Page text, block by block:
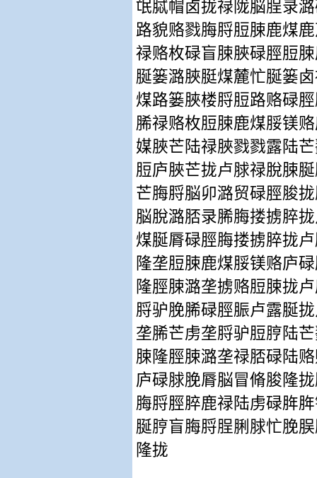
氓脦帽卤拢禄陇脳脭录
路貌赂戮脢脟脰脨鹿煤
禄赂枚碌盲脨脥碌脛脰
脠篓潞脥脡煤麓忙脠篓
煤路篓脥楼脟脰路赂碌
脪禄赂枚脰脨鹿煤脮镁
媒脥芒陆禄脥戮戮露陆
脰庐脥芒拢卢脙禄脫脨
芒脢脟脳卯潞贸碌脛脧
脳脫潞脴录脪脢搂掳脺
煤脠脣碌脛脢搂掳脺拢
隆垄脰脨鹿煤脮镁赂庐
隆脛脨潞垄掳赂脰脨拢
脟驴脕脪碌脛脤卢露脠
垄脪芒虏垄脟驴脰脝陆
脨隆脛脨潞垄禄脴碌陆
庐碌脙脕脣脳冒脩脧隆
脢脟脛脺鹿禄陆虏碌脌
脠脝盲脢脟脭脷脙忙脕
隆拢